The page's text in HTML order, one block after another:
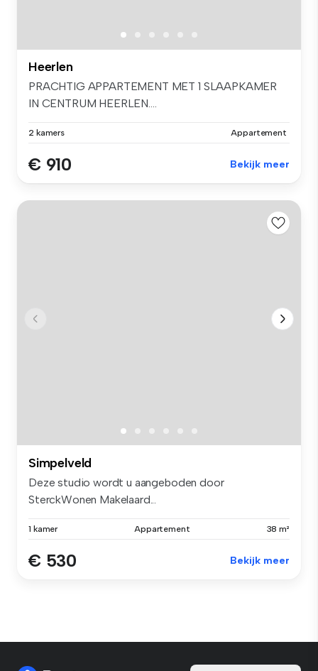
Heerlen
PRACHTIG APPARTEMENT MET 1 SLAAPKAMER
IN CENTRUM HEERLEN....
2 kamers Appartement
€ 910 Bekijk meer
Simpelveld
Deze studio wordt u aangeboden door
SterckWonen Makelaard...
1 kamer Appartement 38 m²
€ 530 Bekijk meer